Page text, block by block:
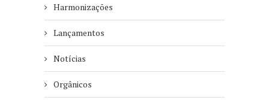
Harmonizações
Lançamentos
Notícias
Orgânicos